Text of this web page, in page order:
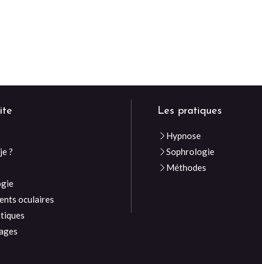
?
oculaires
Les pratiques
Hypnose
Sophrologie
Méthodes